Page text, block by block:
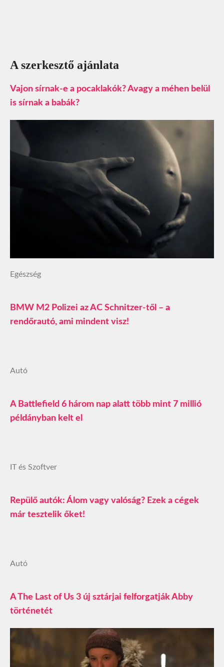
A szerkesztő ajánlata
Vajon sírnak-e a pocaklakók? Avagy a méhen belül
is sírnak a babák?
Egészség
BMW M2 Polizei az AC Schnitzer-től – a
rendőrautó, ami mindent visz!
Autó
A Battlefield 6 három nap alatt több mint 7 millió
példányban kelt el
IT és Szoftver
Repülő autók: Álom vagy valóság? Ezek a cégek
már tesztelik őket!
Autó
A The Last of Us 3 új sztárjai felforgatják Abby
történetét